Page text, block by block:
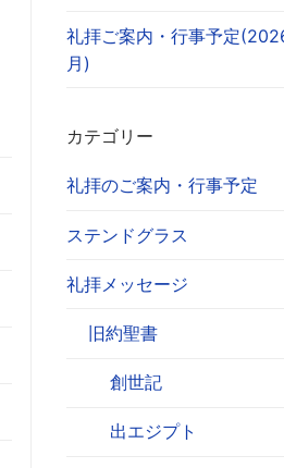
礼拝ご案内・行事予定
月)
カテゴリー
礼拝のご案内・行事予定
ステンドグラス
礼拝メッセージ
旧約聖書
創世記
出エジプト